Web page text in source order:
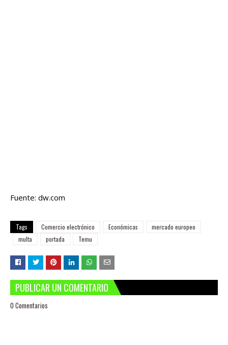
Fuente: dw.com
Tags Comercio electrónico Económicas
mercado europeo
multa
portada Temu
PUBLICAR UN COMENTARIO
0 Comentarios